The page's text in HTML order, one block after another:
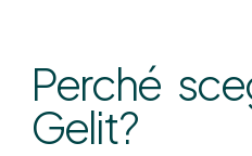
Perché
Gelit?